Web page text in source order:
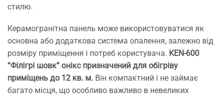
стилю.
Керамогранітна панель може використовуватися як
основна або додаткова система опалення, залежно від
розміру приміщення і потреб користувача. KEN-600
“Філігрі шовк” онікс призначений для обігріву
приміщень до 12 кв. м. Він компактний і не займає
багато місця, що особливо важливо в невеликих